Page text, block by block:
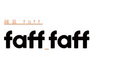
패프 faff